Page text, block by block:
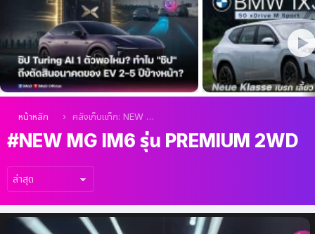
ล่าสุด
คุณอยู่ที่นี่:
หน้าหลัก คลังเก็บแท็ก: NEW MG IM6 รุ่น Premium 2WD
NEW MG IM6 รุ่น PREMIUM 2WD
เรื่อง